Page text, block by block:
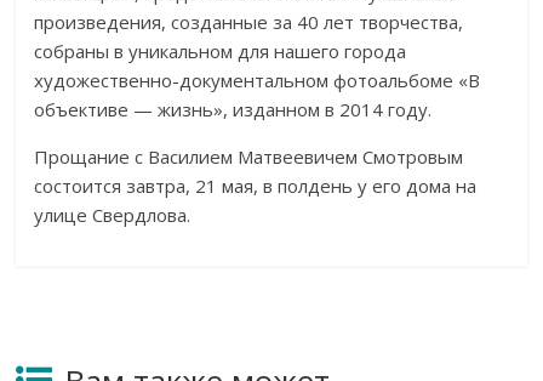
произведения, созданные за 40 лет творчества,
собраны в уникальном для нашего города
художественно-документальном фотоальбоме «В
объективе — жизнь», изданном в 2014 году.
Прощание с Василием Матвеевичем Смотровым
состоится завтра, 21 мая, в полдень у его дома на
улице Свердлова.